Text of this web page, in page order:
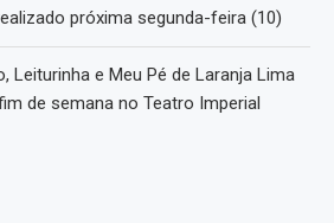
próxima segunda-feira (10)
Leiturinha e Meu Pé de Laranja Lima
de semana no Teatro Imperial